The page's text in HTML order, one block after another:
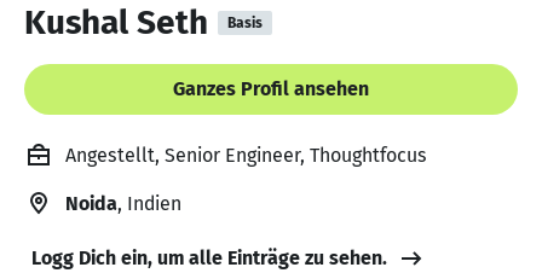
Kushal Seth Basis
Ganzes Profil ansehen
Angestellt, Senior Engineer, Thoughtfocus
Noida, Indien
Logg Dich ein, um alle Einträge zu sehen.